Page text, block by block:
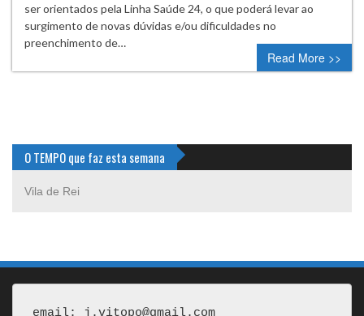
ser orientados pela Linha Saúde 24, o que poderá levar ao
surgimento de novas dúvidas e/ou dificuldades no
preenchimento de…
Read More >>
O TEMPO que faz esta semana
Vila de Rei